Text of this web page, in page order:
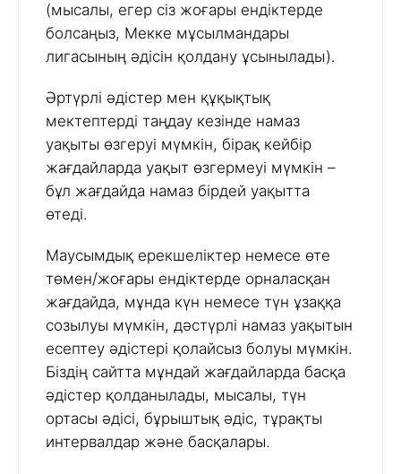
(мысалы, егер сіз жоғары ендіктерде
болсаңыз, Мекке мұсылмандары
лигасының әдісін қолдану ұсынылады).
Әртүрлі әдістер мен құқықтық
мектептерді таңдау кезінде намаз
уақыты өзгеруі мүмкін, бірақ кейбір
жағдайларда уақыт өзгермеуі мүмкін –
бұл жағдайда намаз бірдей уақытта
өтеді.
Маусымдық ерекшеліктер немесе өте
төмен/жоғары ендіктерде орналасқан
жағдайда, мұнда күн немесе түн ұзаққа
созылуы мүмкін, дәстүрлі намаз уақытын
есептеу әдістері қолайсыз болуы мүмкін.
Біздің сайтта мұндай жағдайларда басқа
әдістер қолданылады, мысалы, түн
ортасы әдісі, бұрыштық әдіс, тұрақты
интервалдар және басқалары.